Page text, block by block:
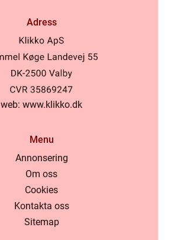
Adress
web: www.klikko.dk
Menu
Annonsering
Om oss
Cookies
Kontakta oss
Sitemap